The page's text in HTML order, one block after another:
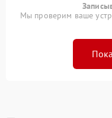
Мы проверим ваше